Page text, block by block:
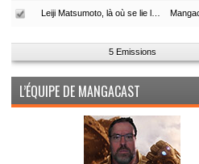
5 Emissions
L’ÉQUIPE DE MANGACAST